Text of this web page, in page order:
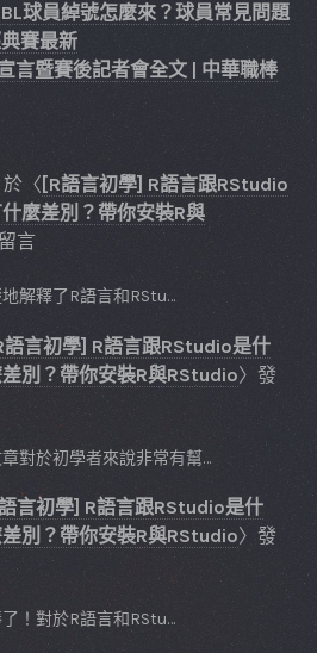
球員綽號怎麼來？球員常見問題
賽最新
言暨賽後記者會全文 | 中華職棒
於〈 [R語言初學] R語言跟RStudio
麼差別？帶你安裝R與
言
解釋了R語言和RStu…
語言初學] R語言跟RStudio是什
別？帶你安裝R與RStudio〉發
對於初學者來說非常有幫…
言初學] R語言跟RStudio是什
別？帶你安裝R與RStudio〉發
！對於R語言和RStu…